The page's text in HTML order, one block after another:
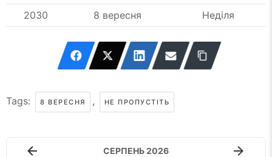
2030
8 вересня Неділя
Tags: 8 ВЕРЕСНЯ , НЕ ПРОПУСТІТЬ
СЕРПЕНЬ 2026